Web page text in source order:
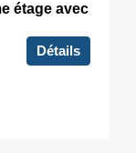
étage avec
Détails